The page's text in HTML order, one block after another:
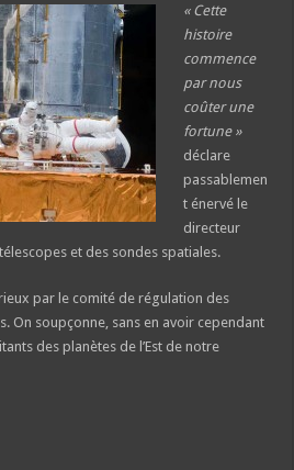
« Cette
histoire
commence
par nous
coûter une
fortune »
déclare
passablemen
t énervé le
directeur
et des sondes spatiales.
par le comité de régulation des
On soupçonne, sans en avoir cependant
des planètes de l’Est de notre